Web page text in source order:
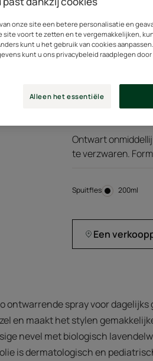
met ingrediënten
van natuurlijke
oorsprong
Ultralichte
natuurlijke
Ontwart
te verzwaren.
Spuitfles Spuitfles
200ml
Een
ontwarrende spray voor
en maakt het stylen
nevel met biologisch
is dermatologisch en
onze site een betere personalisatie en
voort te zetten en te vergemakkelijken,
kunt u het gebruik van cookies
kunt u ons privacybeleid raadplegen
Alleen het essentiële